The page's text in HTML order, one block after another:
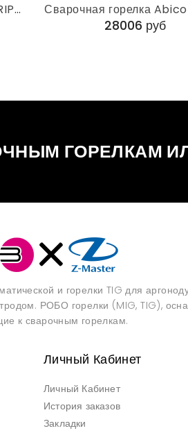
Сварочная горелка RF 45 GRIP KZ-2 5 м Abicor Binzel 017.D043.1
28006 руб
ГОРЕЛКАМ
и горелки TIG для
РОБО горелки (MIG, TIG),
к сварочным горелкам.
Личный Кабинет
Личный Кабинет
История заказов
Закладки